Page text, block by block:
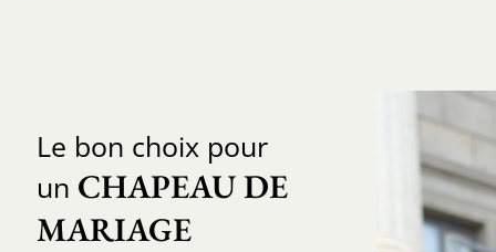
Le bon choix pour
un CHAPEAU DE
MARIAGE